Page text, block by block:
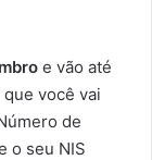
e vão até
você vai
de
o seu NIS